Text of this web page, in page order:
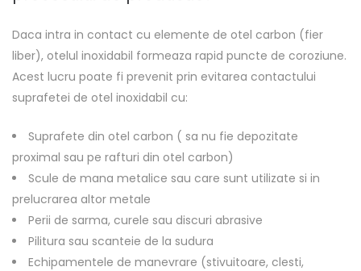
Daca intra in contact cu elemente de otel carbon (fier
liber), otelul inoxidabil formeaza rapid puncte de coroziune.
Acest lucru poate fi prevenit prin evitarea contactului
suprafetei de otel inoxidabil cu:
Suprafete din otel carbon ( sa nu fie depozitate
proximal sau pe rafturi din otel carbon)
Scule de mana metalice sau care sunt utilizate si in
prelucrarea altor metale
Perii de sarma, curele sau discuri abrasive
Pilitura sau scanteie de la sudura
Echipamentele de manevrare (stivuitoare, clesti,